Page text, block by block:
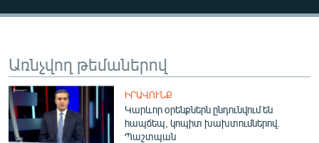
ԲԱՆԱՎԵՃ
ՁԳՏԵԼՈՎ ԼԱՎԱԳՈՒՅՆԻՆ
ՓՈԴՔԱՍԹ
Առնչվող թեմաներով
ԻՐԱՎՈՒՆՔ
Կարևոր օրենքներն ընդունվում են
հապճեպ, կոպիտ խախտումներով.
Պաշտպան